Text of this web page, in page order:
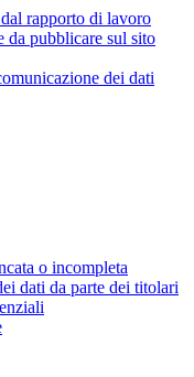
rapporto di lavoro
da pubblicare sul sito
dei dati
o incompleta
dati da parte dei titolari